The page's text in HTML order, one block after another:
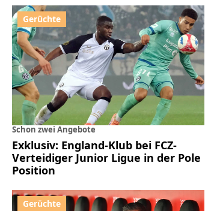
Schon zwei Angebote
Exklusiv: England-Klub bei FCZ-
Verteidiger Junior Ligue in der Pole
Position